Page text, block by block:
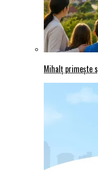
Mihalț primește